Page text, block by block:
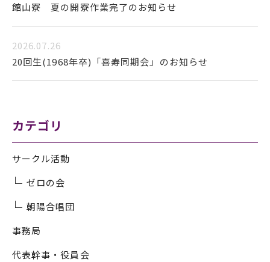
館山寮 夏の開寮作業完了のお知らせ
2026.07.26
20回生(1968年卒)「喜寿同期会」のお知らせ
カテゴリ
サークル活動
ゼロの会
朝陽合唱団
事務局
代表幹事・役員会